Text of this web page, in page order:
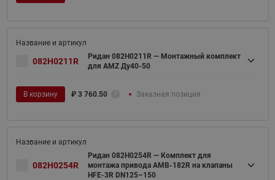
082H0211R
Ридан 082H0211R — Монтажный комплект
для AMZ Ду40-50
В корзину ₽ 3 760.50 Заказная позиция
082H0254R
Ридан 082H0254R — Комплект для
монтажа привода AMB-182R на клапаны
HFE-3R DN125–150